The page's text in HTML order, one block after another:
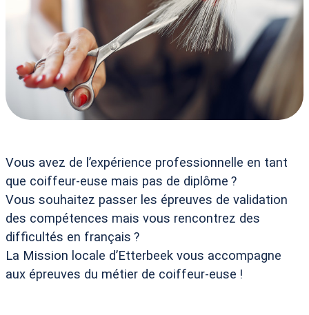
Vous avez de l’expérience professionnelle en tant
que coiffeur-euse mais pas de diplôme ?
Vous souhaitez passer les épreuves de validation
des compétences mais vous rencontrez des
difficultés en français ?
La Mission locale d’Etterbeek vous accompagne
aux épreuves du métier de coiffeur-euse !